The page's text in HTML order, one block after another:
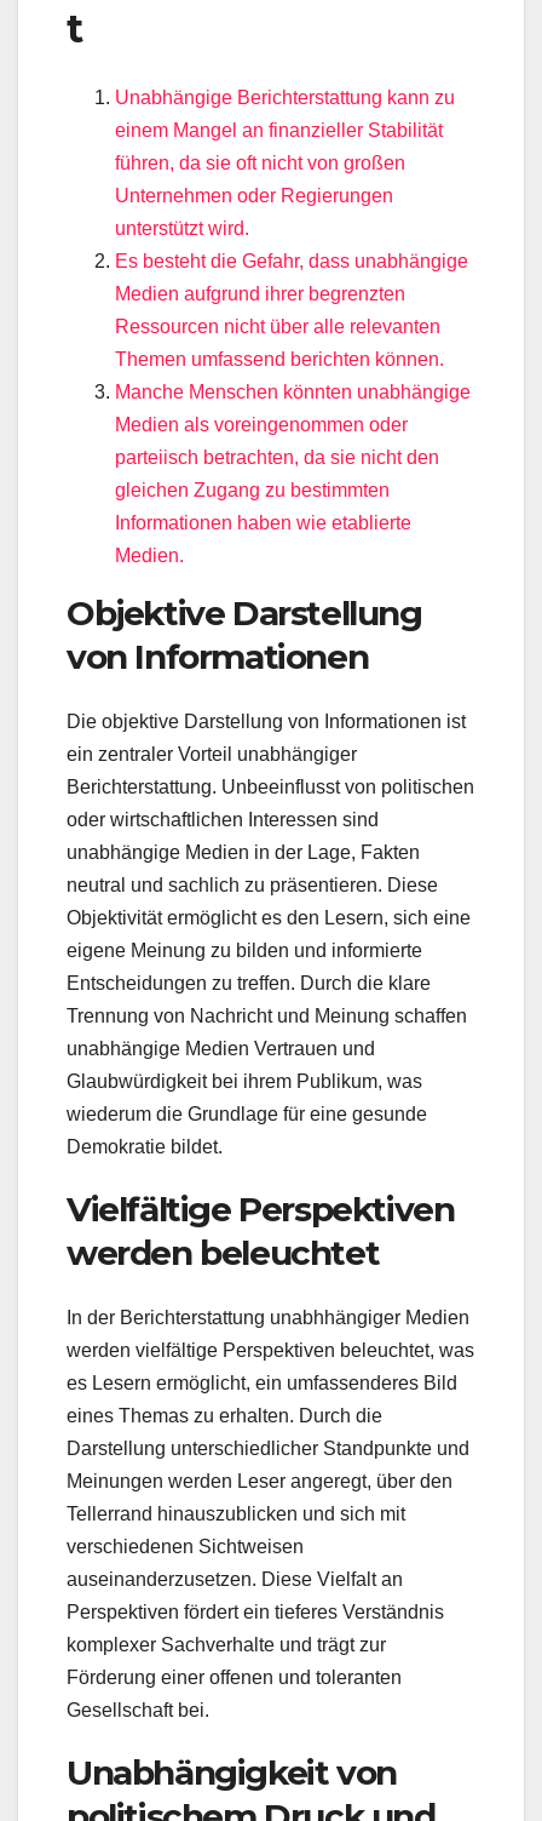
t
Unabhängige Berichterstattung kann zu
einem Mangel an finanzieller Stabilität
führen, da sie oft nicht von großen
Unternehmen oder Regierungen
unterstützt wird.
Es besteht die Gefahr, dass unabhängige
Medien aufgrund ihrer begrenzten
Ressourcen nicht über alle relevanten
Themen umfassend berichten können.
Manche Menschen könnten unabhängige
Medien als voreingenommen oder
parteiisch betrachten, da sie nicht den
gleichen Zugang zu bestimmten
Informationen haben wie etablierte
Medien.
Objektive Darstellung
von Informationen
Die objektive Darstellung von Informationen ist
ein zentraler Vorteil unabhängiger
Berichterstattung. Unbeeinflusst von politischen
oder wirtschaftlichen Interessen sind
unabhängige Medien in der Lage, Fakten
neutral und sachlich zu präsentieren. Diese
Objektivität ermöglicht es den Lesern, sich eine
eigene Meinung zu bilden und informierte
Entscheidungen zu treffen. Durch die klare
Trennung von Nachricht und Meinung schaffen
unabhängige Medien Vertrauen und
Glaubwürdigkeit bei ihrem Publikum, was
wiederum die Grundlage für eine gesunde
Demokratie bildet.
Vielfältige Perspektiven
werden beleuchtet
In der Berichterstattung unabhhängiger Medien
werden vielfältige Perspektiven beleuchtet, was
es Lesern ermöglicht, ein umfassenderes Bild
eines Themas zu erhalten. Durch die
Darstellung unterschiedlicher Standpunkte und
Meinungen werden Leser angeregt, über den
Tellerrand hinauszublicken und sich mit
verschiedenen Sichtweisen
auseinanderzusetzen. Diese Vielfalt an
Perspektiven fördert ein tieferes Verständnis
komplexer Sachverhalte und trägt zur
Förderung einer offenen und toleranten
Gesellschaft bei.
Unabhängigkeit von